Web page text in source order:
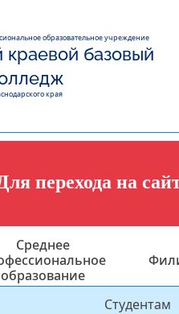
образовательное учреждение
краевой базовый
края
перехода на
Среднее
образование
Студентам